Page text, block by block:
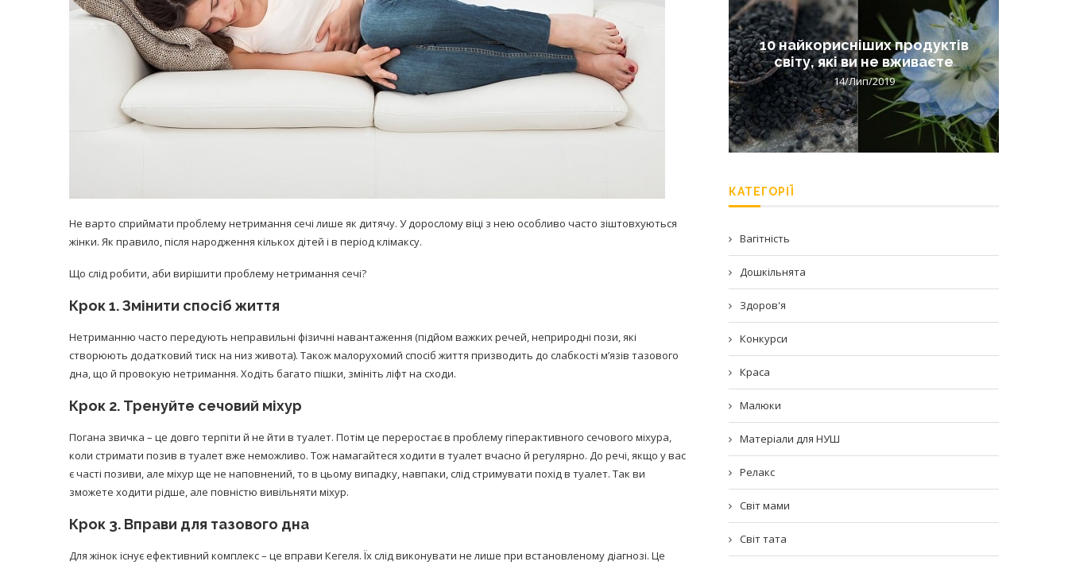
Не варто сприймати проблему нетримання сечі лише як дитячу. У дорослому віці з нею особливо часто зіштовхуються
жінки. Як правило, після народження кількох дітей і в період клімаксу.
Що слід робити, аби вирішити проблему нетримання сечі?
Крок 1. Змінити спосіб життя
Нетриманню часто передують неправильні фізичні навантаження (підйом важких речей, неприродні пози, які
створюють додатковий тиск на низ живота). Також малорухомий спосіб життя призводить до слабкості м’язів тазового
дна, що й провокую нетримання. Ходіть багато пішки, змініть ліфт на сходи.
Крок 2. Тренуйте сечовий міхур
Погана звичка – це довго терпіти й не йти в туалет. Потім це переростає в проблему гіперактивного сечового міхура,
коли стримати позив в туалет вже неможливо. Тож намагайтеся ходити в туалет вчасно й регулярно. До речі, якщо у вас
є часті позиви, але міхур ще не наповнений, то в цьому випадку, навпаки, слід стримувати похід в туалет. Так ви
зможете ходити рідше, але повністю вивільняти міхур.
Крок 3. Вправи для тазового дна
Для жінок існує ефективний комплекс – це вправи Кегеля. Їх слід виконувати не лише при встановленому діагнозі. Це
принимать
никакого кипятка
Лікарі назвали симптоми
коронавірусу в дітей
14/Бер/2020
Попробуйте рецепт
легендарного супа доктора
Моро, который без...
08/Січ/2021
10 найкорисніших продуктів
світу, які ви не вживаєте
14/Лип/2019
КАТЕГОРІЇ
Вагітність
Дошкільнята
Здоров'я
Конкурси
Краса
Малюки
Матеріали для НУШ
Релакс
Світ мами
Світ тата